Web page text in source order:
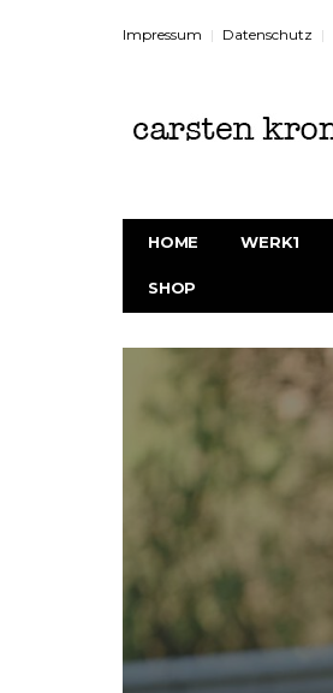
Impressum Datenschutz
HOME WERK1
SHOP